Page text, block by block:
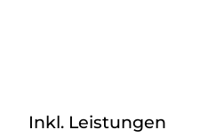
Inkl. Leistungen